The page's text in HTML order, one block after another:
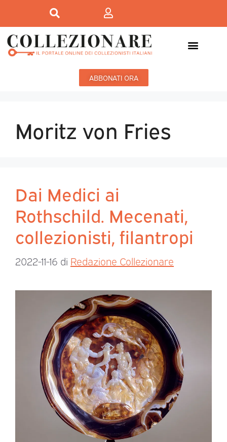
ABBONATI ORA
Moritz von Fries
Dai Medici ai
Rothschild. Mecenati,
collezionisti, filantropi
2022-11-16 di Redazione Collezionare